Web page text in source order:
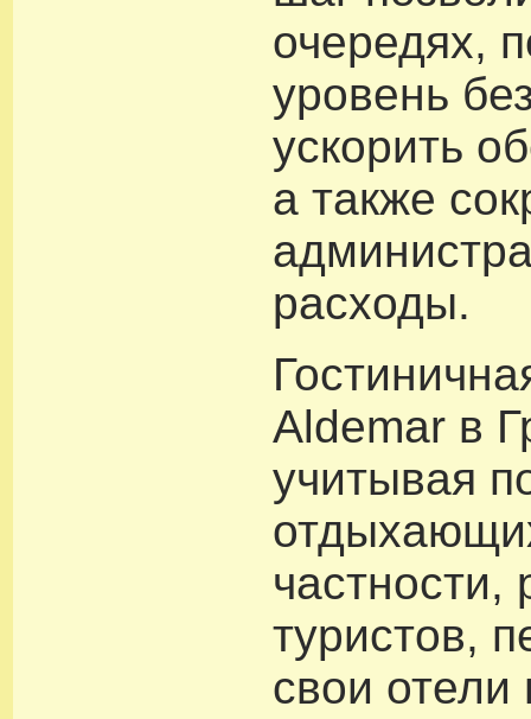
очередях,
уровень
ускорить
а также
расходы.
Aldemar в
учитывая
частности,
туристов,
свои отели